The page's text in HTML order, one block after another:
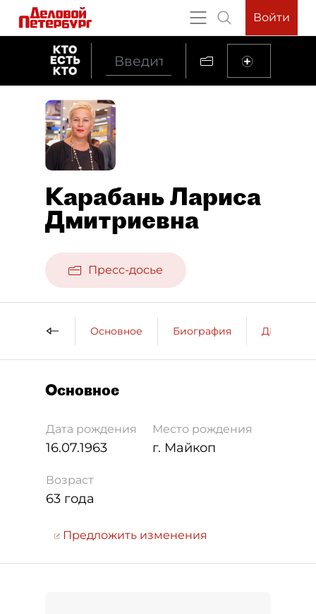
Войти
Карабань Лариса
Дмитриевна
Пресс-досье
Основное Биография ДП о
Основное
Дата рождения
16.07.1963
Место рождения
г. Майкоп
Возраст
63 года
Предложить изменения